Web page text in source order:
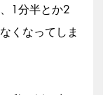
1分半とか2
くなってしま